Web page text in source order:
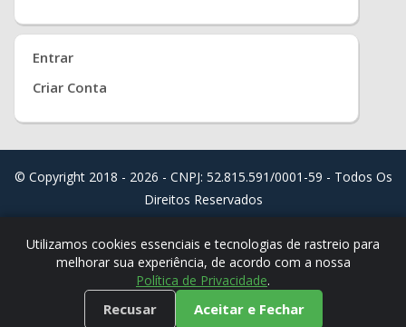
Entrar
Criar Conta
© Copyright 2018 - 2026 - CNPJ: 52.815.591/0001-59 - Todos Os
Direitos Reservados
Utilizamos cookies essenciais e tecnologias de rastreio para
melhorar sua experiência, de acordo com a nossa
Política de Privacidade.
Recusar Aceitar e Fechar